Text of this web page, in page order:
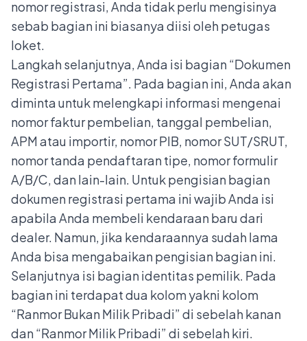
nomor registrasi, Anda tidak perlu mengisinya
sebab bagian ini biasanya diisi oleh petugas
loket.
Langkah selanjutnya, Anda isi bagian “Dokumen
Registrasi Pertama”. Pada bagian ini, Anda akan
diminta untuk melengkapi informasi mengenai
nomor faktur pembelian, tanggal pembelian,
APM atau importir, nomor PIB, nomor SUT/SRUT,
nomor tanda pendaftaran tipe, nomor formulir
A/B/C, dan lain-lain. Untuk pengisian bagian
dokumen registrasi pertama ini wajib Anda isi
apabila Anda membeli kendaraan baru dari
dealer. Namun, jika kendaraannya sudah lama
Anda bisa mengabaikan pengisian bagian ini.
Selanjutnya isi bagian identitas pemilik. Pada
bagian ini terdapat dua kolom yakni kolom
“Ranmor Bukan Milik Pribadi” di sebelah kanan
dan “Ranmor Milik Pribadi” di sebelah kiri.